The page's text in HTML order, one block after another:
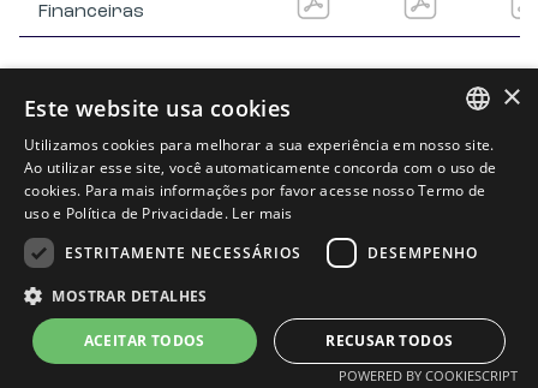
Financeiras
Política de privacidade
PORTUGUESE
ENGLISH
×
Este website usa cookies
Utilizamos cookies para melhorar a sua experiência em nosso site.
Ao utilizar esse site, você automaticamente concorda com o uso de
cookies. Para mais informações por favor acesse nosso Termo de
uso e Política de Privacidade. Ler mais
ESTRITAMENTE NECESSÁRIOS
DESEMPENHO
MOSTRAR DETALHES
ACEITAR TODOS RECUSAR TODOS
POWERED BY COOKIESCRIPT